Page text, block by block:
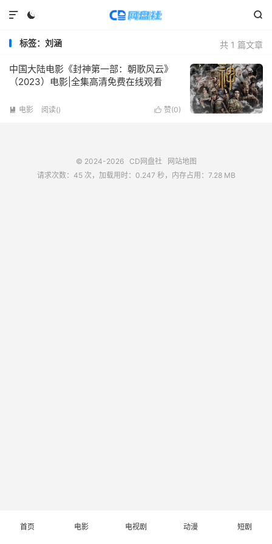
 

共 1 篇文章
标签：刘涵
中国大陆电影《封神第一部：朝歌风云》
（2023）电影|全集高清免费在线观看
 赞(0)
 电影 阅读()
© 2024-2026 CD网盘社
网站地图
请求次数：45 次，加载用时：0.247 秒，内存占用：7.28 MB
首页 电影 电视剧 动漫 短剧